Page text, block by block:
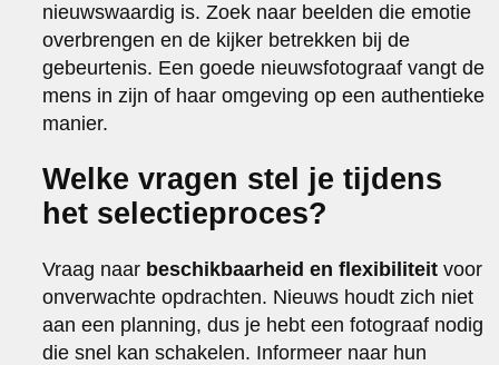
nieuwswaardig is. Zoek naar beelden die emotie
overbrengen en de kijker betrekken bij de
gebeurtenis. Een goede nieuwsfotograaf vangt de
mens in zijn of haar omgeving op een authentieke
manier.
Welke vragen stel je tijdens
het selectieproces?
Vraag naar beschikbaarheid en flexibiliteit voor
onverwachte opdrachten. Nieuws houdt zich niet
aan een planning, dus je hebt een fotograaf nodig
die snel kan schakelen. Informeer naar hun